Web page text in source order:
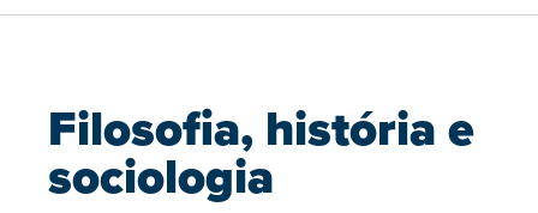
Filosofia, história e
sociologia